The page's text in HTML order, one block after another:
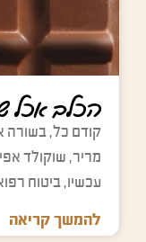
m
p
t
y
m
p
t
y
m
p
t
y
d
e
m
הכלב אכל
קודם כל, בשורה
מריר, שוקולד
עכשיו, ביטוח
להמשך קריאה